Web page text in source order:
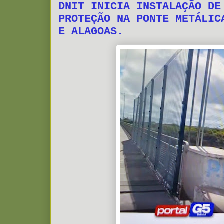
DNIT INICIA INSTALAÇÃO DE
PROTEÇÃO NA PONTE
E ALAGOAS.